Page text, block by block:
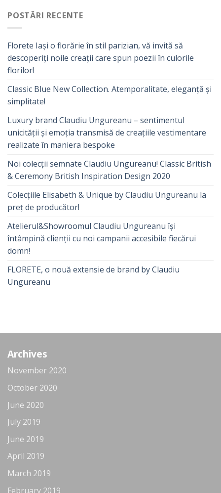
POSTĂRI RECENTE
Florete Iași o florărie în stil parizian, vă invită să
descoperiți noile creații care spun poezii în culorile
florilor!
Classic Blue New Collection. Atemporalitate, eleganță și
simplitate!
Luxury brand Claudiu Ungureanu – sentimentul
unicității și emoția transmisă de creațiile vestimentare
realizate în maniera bespoke
Noi colecții semnate Claudiu Ungureanu! Classic British
& Ceremony British Inspiration Design 2020
Colecțiile Elisabeth & Unique by Claudiu Ungureanu la
preț de producător!
Atelierul&Showroomul Claudiu Ungureanu își
întâmpină clienții cu noi campanii accesibile fiecărui
domn!
FLORETE, o nouă extensie de brand by Claudiu
Ungureanu
Archives
November 2020
October 2020
June 2020
July 2019
June 2019
April 2019
March 2019
February 2019